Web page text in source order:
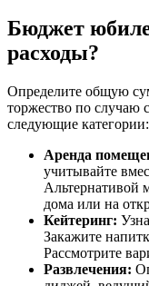
Бюджет
расходы?
Определите общую
торжество по случаю
следующие категории:
Аренда
учитывайте
Альтернативой
дома или на
Кейтеринг:
Закажите
Рассмотрите
Развлечения: